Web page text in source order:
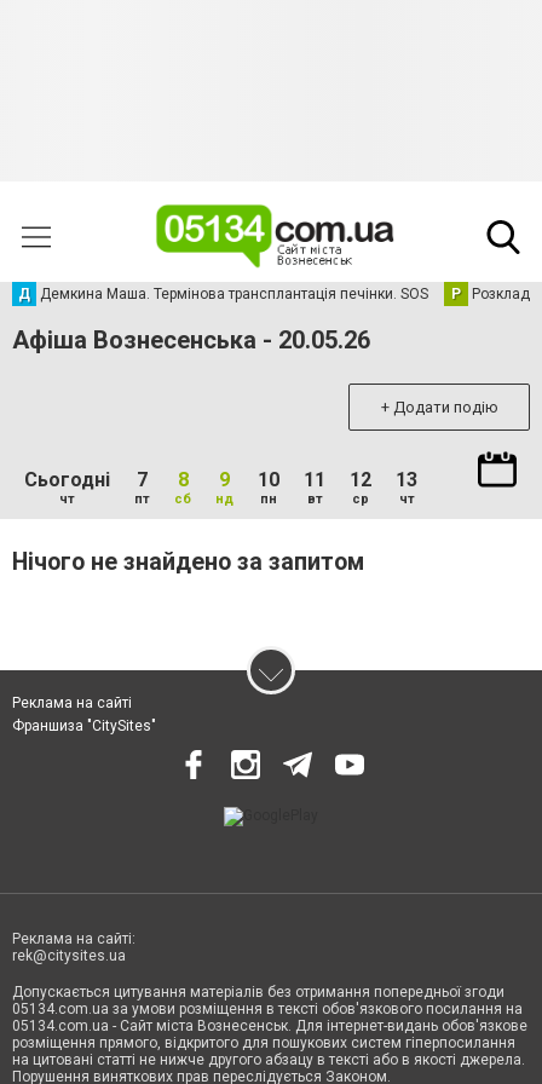
Д Демкина Маша. Термінова трансплантація печінки. SOS Р Розклад
Афіша Вознесенська - 20.05.26
+ Додати подію
Сьогодні
чт
7
пт
8
сб
9
нд
10
пн
11
вт
12
ср
13
чт
Нічого не знайдено за запитом
Реклама на сайті
Франшиза "CitySites"
Реклама на сайті:
rek@citysites.ua
Допускається цитування матеріалів без отримання попередньої згоди
05134.com.ua за умови розміщення в тексті обов'язкового посилання на
05134.com.ua - Сайт міста Вознесенськ. Для інтернет-видань обов'язкове
розміщення прямого, відкритого для пошукових систем гіперпосилання
на цитовані статті не нижче другого абзацу в тексті або в якості джерела.
Порушення виняткових прав переслідується Законом.